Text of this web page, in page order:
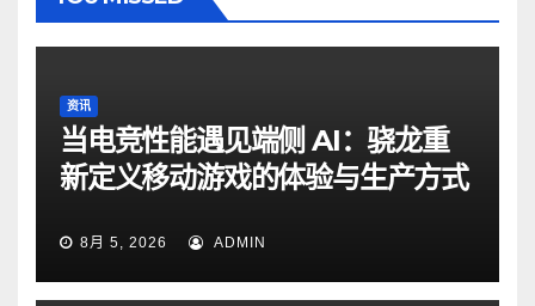
资讯
当电竞性能遇见端侧 AI：骁龙重
新定义移动游戏的体验与生产方式
8月 5, 2026 ADMIN